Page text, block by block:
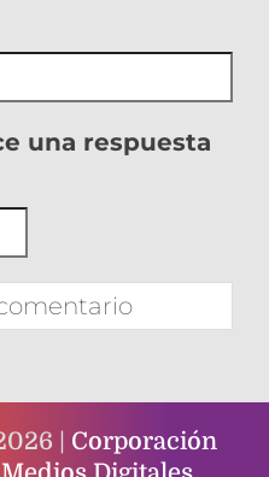
una respuesta
| Corporación